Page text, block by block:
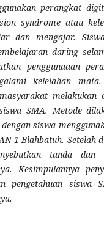
perangkat
syndrome atau
dan mengajar.
daring
penggunaaan
kelelahan
melakukan
SMA. Metode
siswa
1 Blahbatuh. Setelah
tanda
Kesimpulannya
pengetahuan siswa